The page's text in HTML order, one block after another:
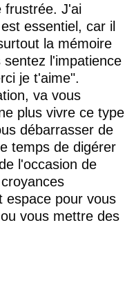
frustrée. J'ai
essentiel, car il
la mémoire
l'impatience
je t'aime".
va vous
plus vivre ce type
débarrasser de
temps de digérer
l'occasion de
espace pour vous
vous mettre des